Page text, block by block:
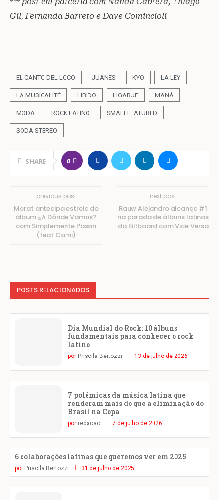
Gil, Fernanda Barreto e Dave Comincioli
EL CANTO DEL LOCO JUANES KYO LA LEY
LA MUSICALITÉ LIBIDO LIGABUE MANÁ
MODA ROCK LATINO SMALLFEATURED
SODA STÉREO
SHARE 0
previous post
Morat antecipa estreia do
álbum ¿A Dónde Vamos?
com Simplemente Pasan
(feat Cami)
next post
Rauw Alejandro alcança #1
na parada de álbuns latinos
da Billboard com Vice Versa
POSTS RELACIONADOS
Dia Mundial do Rock: 10 álbuns
fundamentais para conhecer o rock
latino
por Priscila Bertozzi 13 de julho de 2026
7 polêmicas da música latina que
renderam mais do que a eliminação do
Brasil na Copa
por redacao 7 de julho de 2026
6 colaborações latinas que queremos ver em 2025
por Priscila Bertozzi 31 de julho de 2025